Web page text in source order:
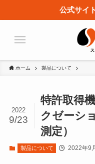
公式サイ
ホーム 製品について
特許取得
クゼーシ
測定）
2022
9/23
製品について 2022年9